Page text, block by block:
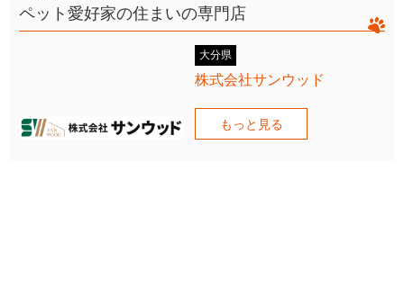
ペット愛好家の住まいの専門店
大分県
株式会社サンウッド
もっと見る